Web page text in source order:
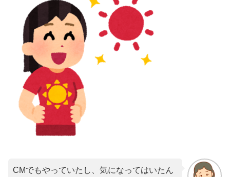
CMでもやっていたし、気になってはいたん